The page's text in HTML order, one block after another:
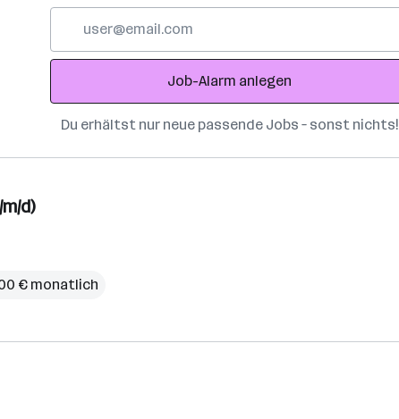
Adresse
Job-Alarm anlegen
Du erhältst nur neue passende Jobs – sonst nichts!
d)
€ monatlich